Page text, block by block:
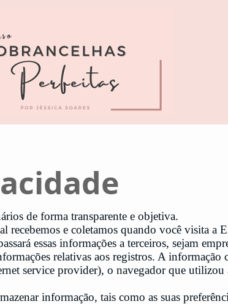
de forma transparente e objetiva.
e coletamos quando você visita a
essas informações a terceiros, sejam
relativas aos registros. A
service provider), o navegador que
informação, tais como as suas